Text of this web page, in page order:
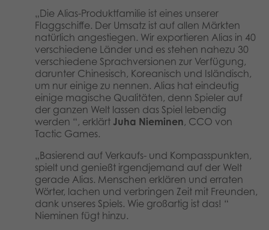
„Die Alias-Produktfamilie ist eines unserer
Flaggschiffe. Der Umsatz ist auf allen Märkten
natürlich angestiegen. Wir exportieren Alias ​​in 40
verschiedene Länder und es stehen nahezu 30
verschiedene Sprachversionen zur Verfügung,
darunter Chinesisch, Koreanisch und Isländisch,
um nur einige zu nennen. Alias ​​hat eindeutig
einige magische Qualitäten, denn Spieler auf
der ganzen Welt lassen das Spiel lebendig
werden “, erklärt Juha Nieminen, CCO von
Tactic Games.
„Basierend auf Verkaufs- und Kompasspunkten,
spielt und genießt irgendjemand auf der Welt
gerade Alias. Menschen erklären und erraten
Wörter, lachen und verbringen Zeit mit Freunden,
dank unseres Spiels. Wie großartig ist das! “
Nieminen fügt hinzu.